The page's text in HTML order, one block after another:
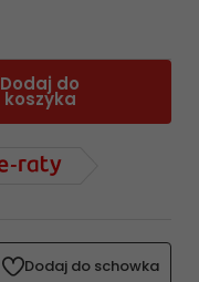
Dodaj do
koszyka
Dodaj do schowka